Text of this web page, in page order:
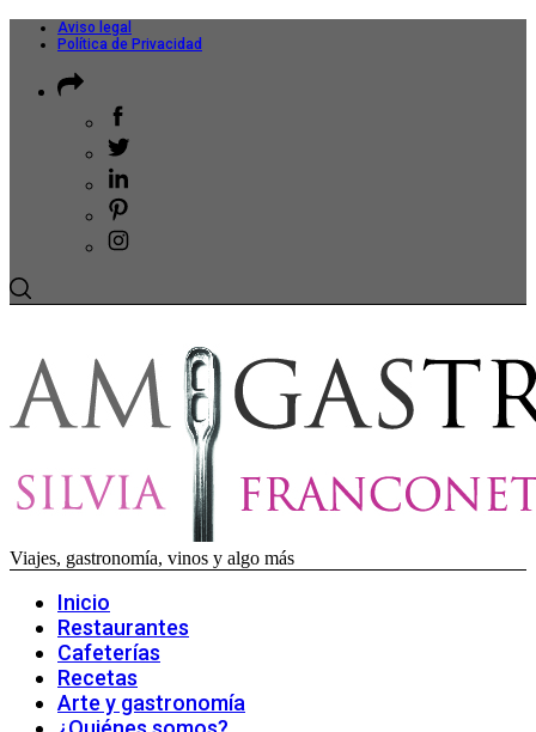
Aviso legal
Política de Privacidad
Viajes, gastronomía, vinos y algo más
Inicio
Restaurantes
Cafeterías
Recetas
Arte y gastronomía